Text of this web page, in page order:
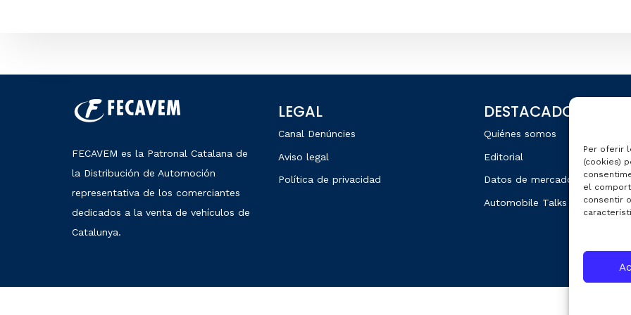
Per oferir
(cookies)
el
consentir
FECAVEM es la Patronal Catalana de
la Distribución de Automoción
representativa de los comerciantes
dedicados a la venta de vehículos de
Catalunya.
LEGAL
Canal Denúncies
Aviso legal
Política de privacidad
DESTACADOS
Quiénes somos
Editorial
Datos de mercado
Automobile Talks